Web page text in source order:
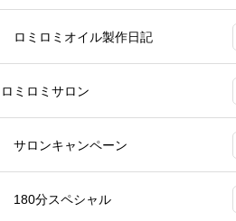
ロミロミオイル製作日記
ロミロミサロン
サロンキャンペーン
180分スペシャル